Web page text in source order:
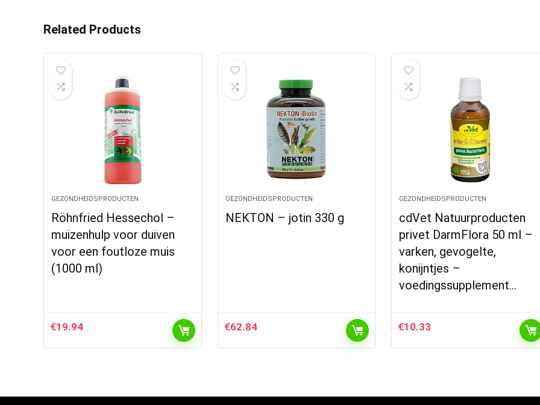
Related Products
GEZONDHEIDSPRODUCTEN
Röhnfried Hessechol –
muizenhulp voor duiven
voor een foutloze muis
(1000 ml)
€19.94
GEZONDHEIDSPRODUCTEN
NEKTON – jotin 330 g
€62.84
GEZONDHEIDSPRODUCTEN
cdVet Natuurproducten
privet DarmFlora 50 ml –
varken, gevogelte,
konijntjes –
voedingssupplement…
€10.33